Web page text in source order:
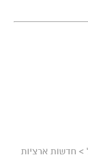
> חדשות ארציות